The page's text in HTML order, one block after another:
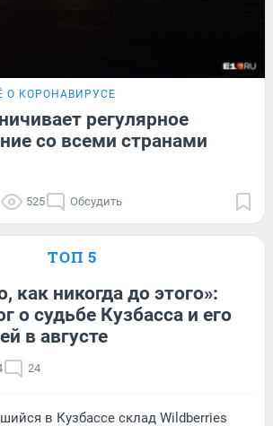
О КОРОНАВИРУСЕ
регулярное
со всеми странами
525 Обсудить
ТОП 5
как никогда до этого»:
о судьбе Кузбасса и его
в августе
24
в Кузбассе склад Wildberries